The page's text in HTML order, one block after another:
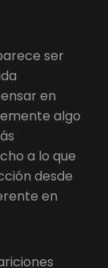
ser
en
algo
a lo que
desde
en